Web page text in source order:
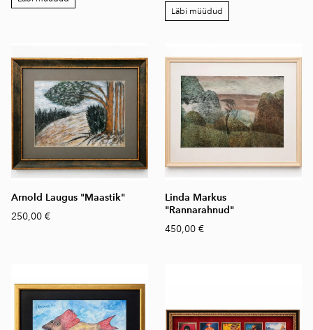
Läbi müüdud
Arnold Laugus "Maastik"
250,00 €
Linda Markus
"Rannarahnud"
450,00 €